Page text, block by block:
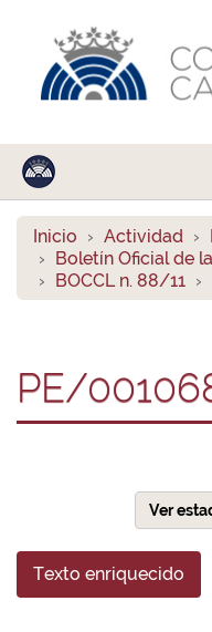
Inicio Actividad
Boletín Oficial de
BOCCL n. 88/11
PE/
Ver
Texto enriquecido